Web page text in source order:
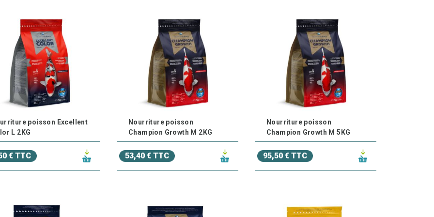
poisson Excellent
L 2KG
€ TTC
Nourriture poisson
Champion Growth M 2KG
53,40 € TTC
Nourriture poisson
Champion Growth M 5KG
95,50 € TTC